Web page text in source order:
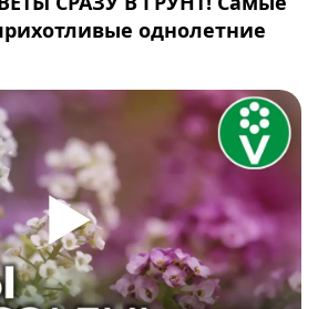
однолетние